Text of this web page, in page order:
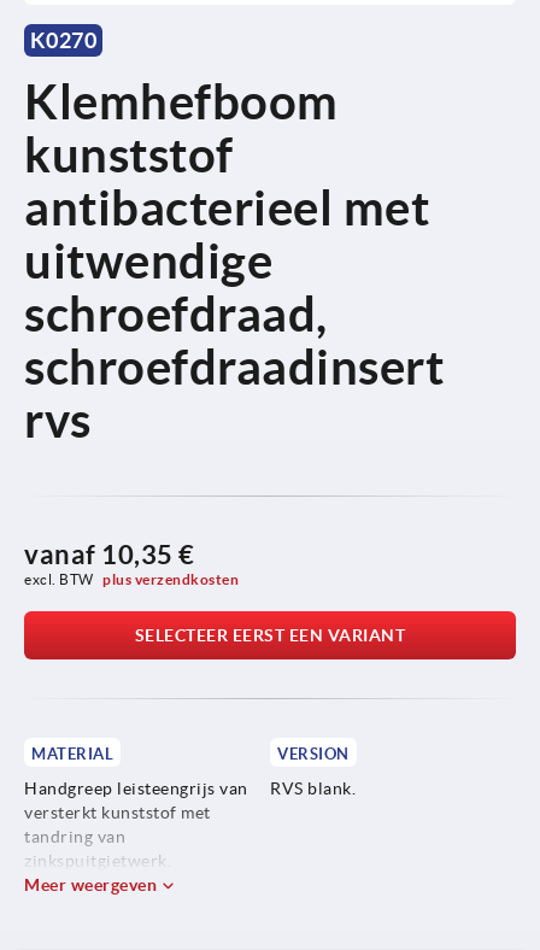
K0270
Klemhefboom
kunststof
antibacterieel met
uitwendige
schroefdraad,
schroefdraadinsert
rvs
vanaf 10,35 €
excl. BTW plus verzendkosten
SELECTEER EERST EEN VARIANT
MATERIAL
Handgreep leisteengrijs van
versterkt kunststof met
tandring van
zinkspuitgietwerk.
VERSION
RVS blank.
Meer weergeven